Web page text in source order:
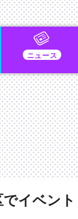
ニュース
イベント